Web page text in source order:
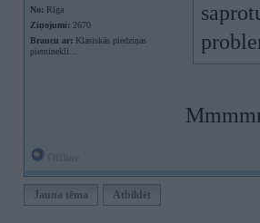
No: Rīga
Ziņojumi: 2670
Braucu ar: Klasiskās piedziņas
pieminekli...
Jauna tēma Atbildēt